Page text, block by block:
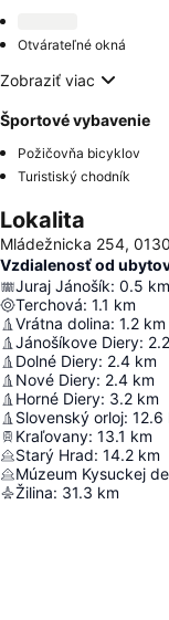
Otvárateľné okná
Zobraziť viac
Športové vybavenie
Požičovňa bicyklov
Turistiský chodník
Lokalita
Mládežnicka 254,
Vzdialenosť od
Juraj Jánošík: 0.5 km
Terchová: 1.1 km
Vrátna dolina: 1.2 km
Jánošíkove Diery: 2.2
Dolné Diery: 2.4 km
Nové Diery: 2.4 km
Horné Diery: 3.2 km
Slovenský orloj: 12.6
Kraľovany: 13.1 km
Starý Hrad: 14.2 km
Múzeum Kysuckej
Žilina: 31.3 km